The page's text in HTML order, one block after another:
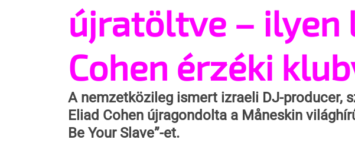
újratöltve – ilyen
Cohen érzéki
A nemzetközileg ismert izraeli DJ-producer,
Eliad Cohen újragondolta a Måneskin
Be Your Slave”-et.